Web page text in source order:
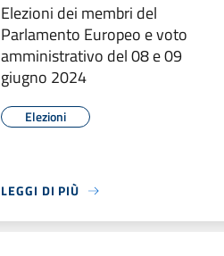
Elezioni dei membri del
Parlamento Europeo e voto
amministrativo del 08 e 09
giugno 2024
Elezioni
LEGGI DI PIÙ